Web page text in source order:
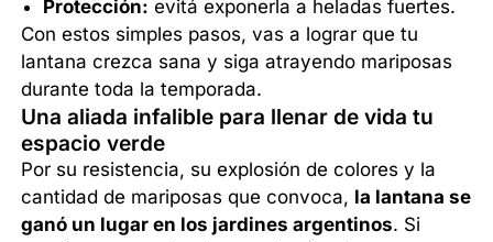
Protección: evitá exponerla a heladas fuertes.
Con estos simples pasos, vas a lograr que tu
lantana crezca sana y siga atrayendo mariposas
durante toda la temporada.
Una aliada infalible para llenar de vida tu
espacio verde
Por su resistencia, su explosión de colores y la
cantidad de mariposas que convoca, la lantana se
ganó un lugar en los jardines argentinos. Si